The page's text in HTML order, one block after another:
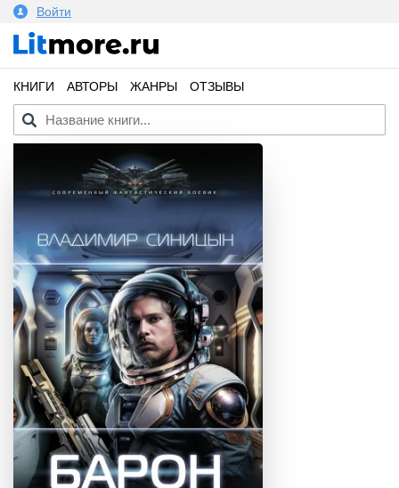
Войти
КНИГИ АВТОРЫ ЖАНРЫ ОТЗЫВЫ